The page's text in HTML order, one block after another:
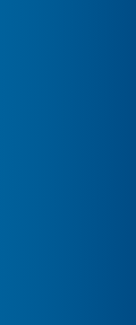
rostliny
pastvin